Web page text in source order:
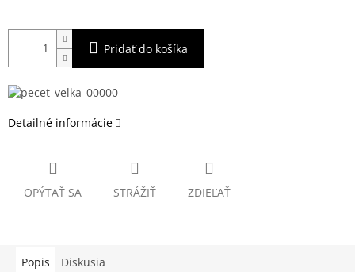
Pridať do košíka
Detailné informácie
OPÝTAŤ SA STRÁŽIŤ ZDIEĽAŤ
Popis Diskusia